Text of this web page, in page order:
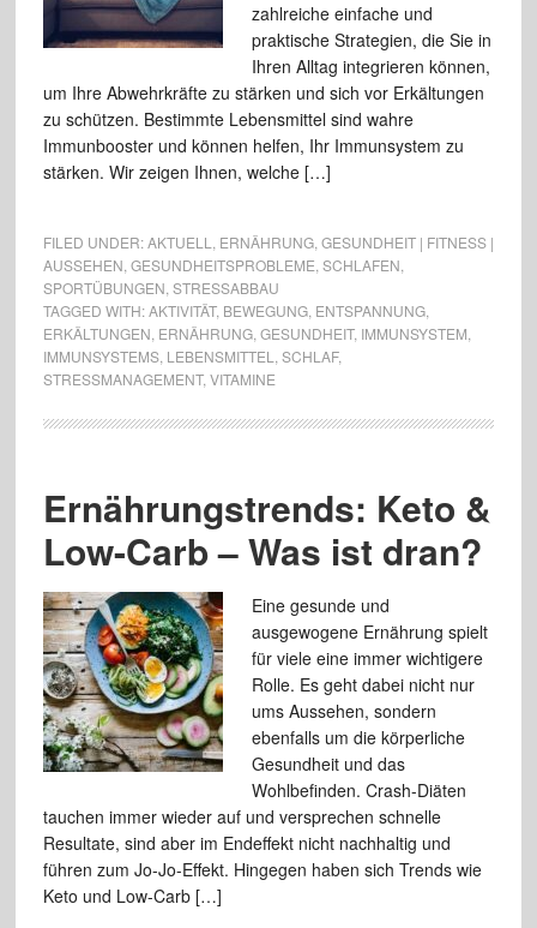
zahlreiche einfache und
praktische Strategien, die Sie in
Ihren Alltag integrieren können,
um Ihre Abwehrkräfte zu stärken und sich vor Erkältungen
zu schützen. Bestimmte Lebensmittel sind wahre
Immunbooster und können helfen, Ihr Immunsystem zu
stärken. Wir zeigen Ihnen, welche […]
FILED UNDER:AKTUELL ERNÄHRUNG, GESUNDHEIT | FITNESS |
AUSSEHEN GESUNDHEITSPROBLEME SCHLAFEN
SPORTÜBUNGEN STRESSABBAU
TAGGED WITH:AKTIVITÄT, BEWEGUNG, ENTSPANNUNG,
ERKÄLTUNGEN ERNÄHRUNG, GESUNDHEIT, IMMUNSYSTEM
IMMUNSYSTEMS, LEBENSMITTEL SCHLAF,
STRESSMANAGEMENT, VITAMINE
Ernährungstrends: Keto &
Low-Carb – Was ist dran?
Eine gesunde und
ausgewogene Ernährung spielt
für viele eine immer wichtigere
Rolle. Es geht dabei nicht nur
ums Aussehen, sondern
ebenfalls um die körperliche
Gesundheit und das
Wohlbefinden. Crash-Diäten
tauchen immer wieder auf und versprechen schnelle
Resultate, sind aber im Endeffekt nicht nachhaltig und
führen zum Jo-Jo-Effekt. Hingegen haben sich Trends wie
Keto und Low-Carb […]